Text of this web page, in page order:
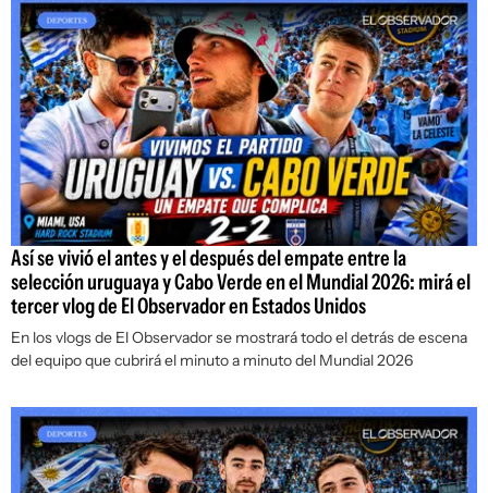
Así se vivió el antes y el después del empate entre la
selección uruguaya y Cabo Verde en el Mundial 2026: mirá el
tercer vlog de El Observador en Estados Unidos
En los vlogs de El Observador se mostrará todo el detrás de escena
del equipo que cubrirá el minuto a minuto del Mundial 2026